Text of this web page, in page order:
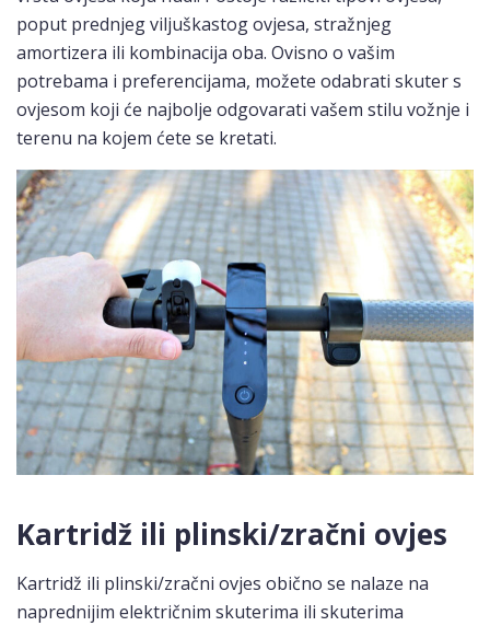
poput prednjeg viljuškastog ovjesa, stražnjeg
amortizera ili kombinacija oba. Ovisno o vašim
potrebama i preferencijama, možete odabrati skuter s
ovjesom koji će najbolje odgovarati vašem stilu vožnje i
terenu na kojem ćete se kretati.
Kartridž ili plinski/zračni ovjes
Kartridž ili plinski/zračni ovjes obično se nalaze na
naprednijim električnim skuterima ili skuterima